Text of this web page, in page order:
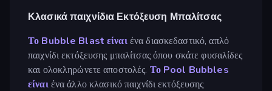
Κλασικά παιχνίδια Εκτόξευση Μπαλίτσας
Το Bubble Blast είναιένα διασκεδαστικό, απλό
παιχνίδι εκτόξευσης μπαλίτσας όπου σκάτε φυσαλίδες
και ολοκληρώνετε αποστολές. Το Pool Bubbles
είναιένα άλλο κλασικό παιχνίδι εκτόξευσης